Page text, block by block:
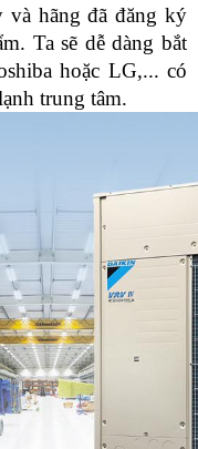
và hãng đã đăng ký
Ta sẽ dễ dàng bắt
hoặc LG,... có
trung tâm.